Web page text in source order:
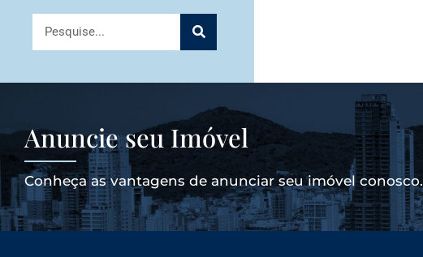
Anuncie seu Imóvel
Conheça as vantagens de anunciar seu imóvel conosco.